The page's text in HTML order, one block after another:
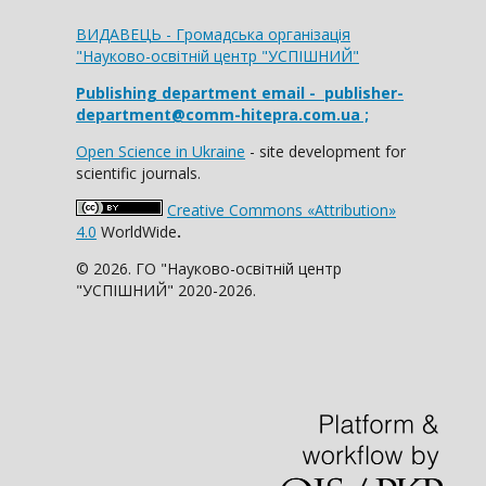
ВИДАВЕЦЬ - Громадська організація
"Науково-освітній центр "УСПІШНИЙ"
Publishing department email - publisher-
department@comm-hitepra.com.ua ;
Open Science in Ukraine - site development for
scientific journals.
Creative Commons «Attribution»
4.0 WorldWide.
© 2026. ГО "Науково-освітній центр
"УСПІШНИЙ" 2020-2026.